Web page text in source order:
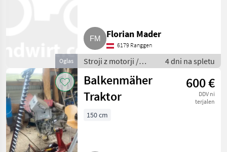
Oglas
Florian Mader
6179 Ranggen
Stroji z motorji /
Motorna kosilnica/
prekopalnik
4 dni na spletu
Balkenmäher
Traktor
600 €
DDV ni
terjalen
150 cm